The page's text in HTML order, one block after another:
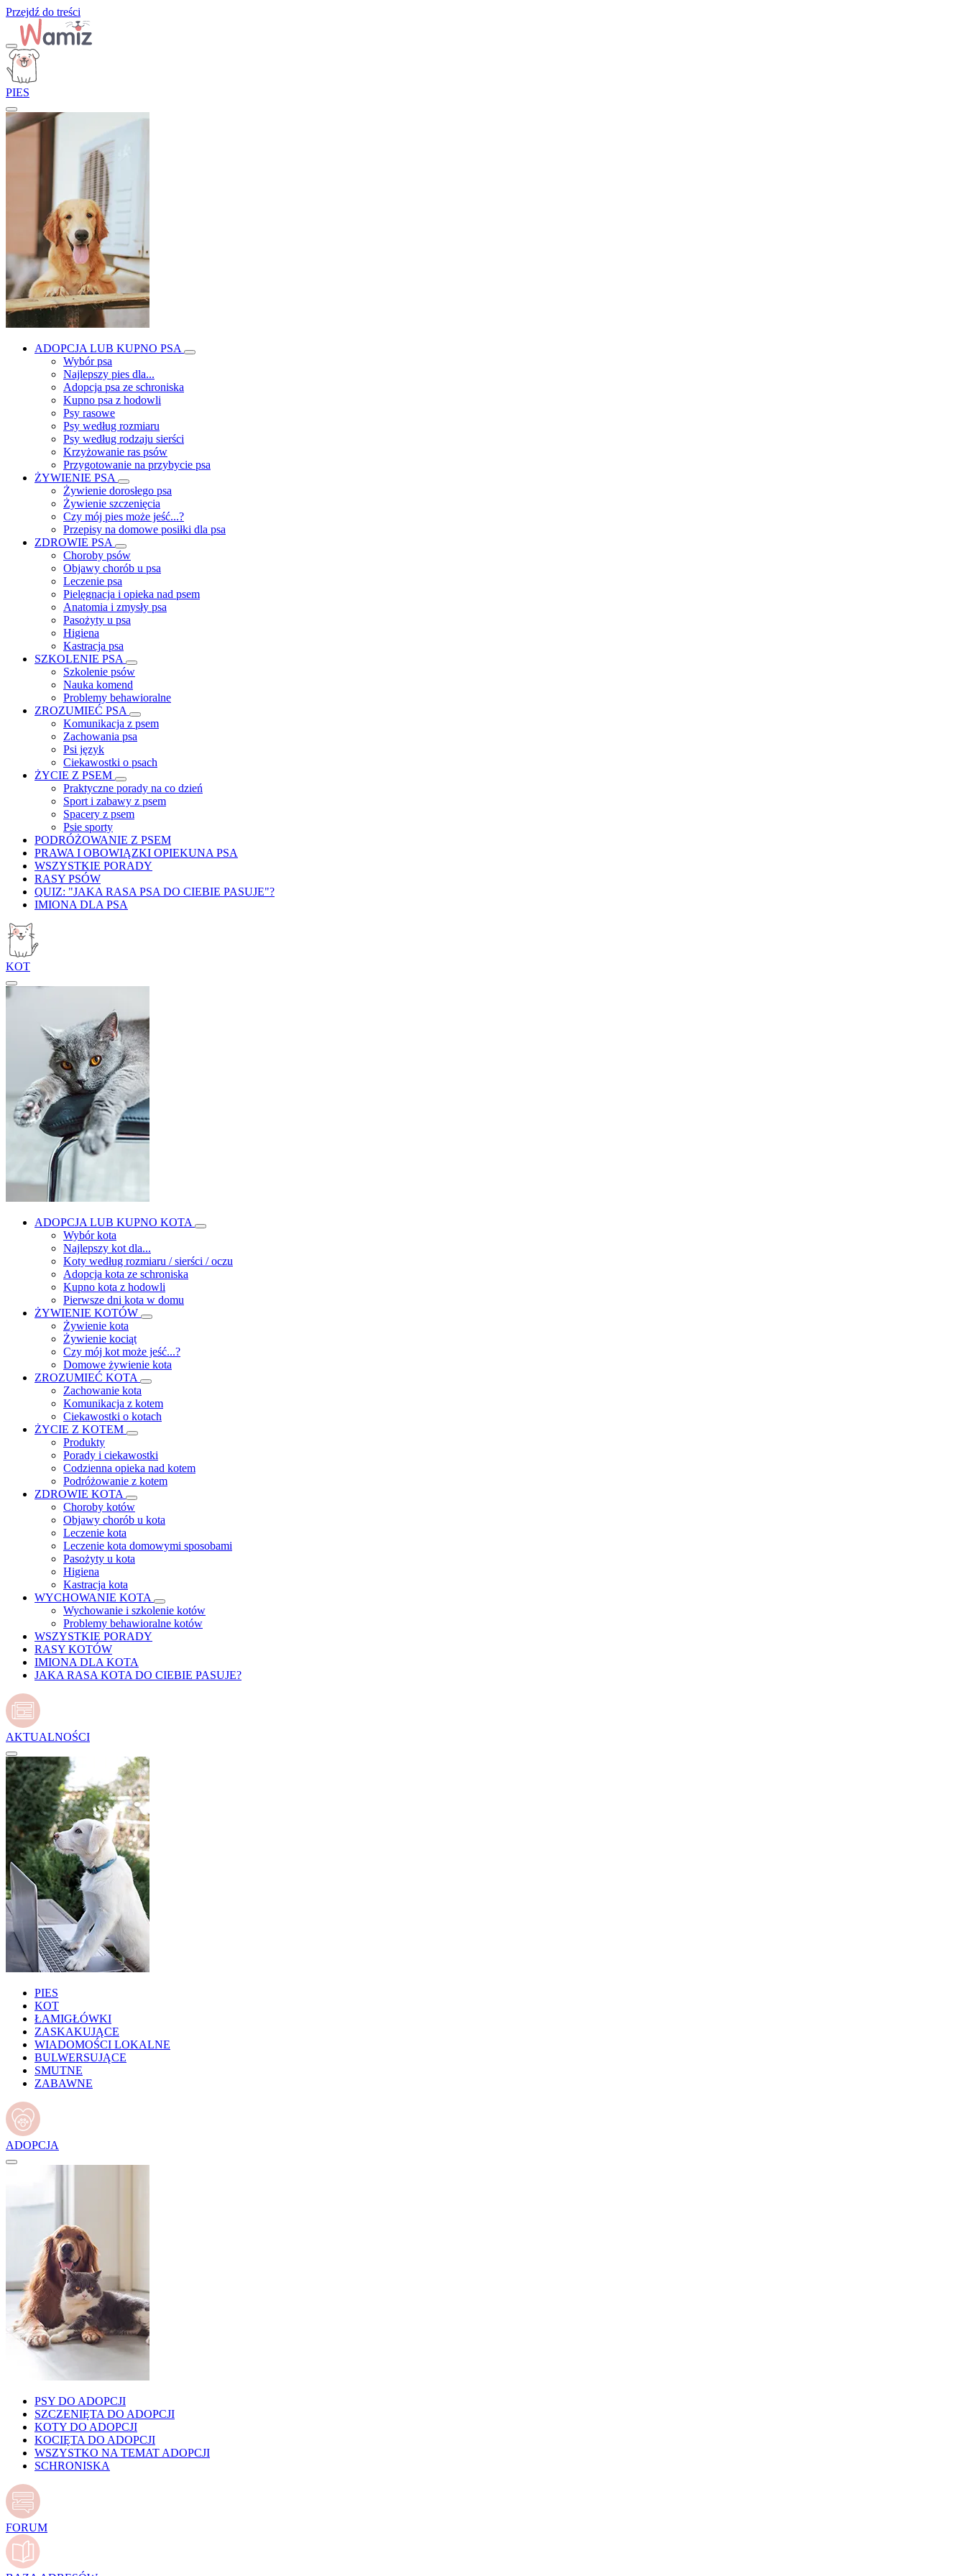
Przejdź do treści
PIES
ADOPCJA LUB KUPNO PSA
Wybór psa
Najlepszy pies dla...
Adopcja psa ze schroniska
Kupno psa z hodowli
Psy rasowe
Psy według rozmiaru
Psy według rodzaju sierści
Krzyżowanie ras psów
Przygotowanie na przybycie psa
ŻYWIENIE PSA
Żywienie dorosłego psa
Żywienie szczenięcia
Czy mój pies może jeść...?
Przepisy na domowe posiłki dla psa
ZDROWIE PSA
Choroby psów
Objawy chorób u psa
Leczenie psa
Pielęgnacja i opieka nad psem
Anatomia i zmysły psa
Pasożyty u psa
Higiena
Kastracja psa
SZKOLENIE PSA
Szkolenie psów
Nauka komend
Problemy behawioralne
ZROZUMIEĆ PSA
Komunikacja z psem
Zachowania psa
Psi język
Ciekawostki o psach
ŻYCIE Z PSEM
Praktyczne porady na co dzień
Sport i zabawy z psem
Spacery z psem
Psie sporty
PODRÓŻOWANIE Z PSEM
PRAWA I OBOWIĄZKI OPIEKUNA PSA
WSZYSTKIE PORADY
RASY PSÓW
QUIZ: "JAKA RASA PSA DO CIEBIE PASUJE"?
IMIONA DLA PSA
KOT
ADOPCJA LUB KUPNO KOTA
Wybór kota
Najlepszy kot dla...
Koty według rozmiaru / sierści / oczu
Adopcja kota ze schroniska
Kupno kota z hodowli
Pierwsze dni kota w domu
ŻYWIENIE KOTÓW
Żywienie kota
Żywienie kociąt
Czy mój kot może jeść...?
Domowe żywienie kota
ZROZUMIEĆ KOTA
Zachowanie kota
Komunikacja z kotem
Ciekawostki o kotach
ŻYCIE Z KOTEM
Produkty
Porady i ciekawostki
Codzienna opieka nad kotem
Podróżowanie z kotem
ZDROWIE KOTA
Choroby kotów
Objawy chorób u kota
Leczenie kota
Leczenie kota domowymi sposobami
Pasożyty u kota
Higiena
Kastracja kota
WYCHOWANIE KOTA
Wychowanie i szkolenie kotów
Problemy behawioralne kotów
WSZYSTKIE PORADY
RASY KOTÓW
IMIONA DLA KOTA
JAKA RASA KOTA DO CIEBIE PASUJE?
AKTUALNOŚCI
PIES
KOT
ŁAMIGŁÓWKI
ZASKAKUJĄCE
WIADOMOŚCI LOKALNE
BULWERSUJĄCE
SMUTNE
ZABAWNE
ADOPCJA
PSY DO ADOPCJI
SZCZENIĘTA DO ADOPCJI
KOTY DO ADOPCJI
KOCIĘTA DO ADOPCJI
WSZYSTKO NA TEMAT ADOPCJI
SCHRONISKA
FORUM